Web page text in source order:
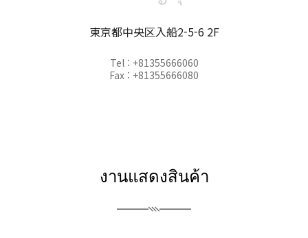
東京都中央区入船2-5-6 2F
Tel : +81355666060
Fax : +81355666080
งานแสดงสินค้า